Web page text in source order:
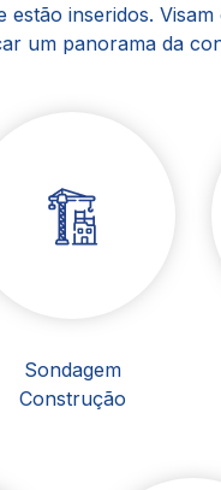
inseridos.
um panorama da
Sondagem
Construção